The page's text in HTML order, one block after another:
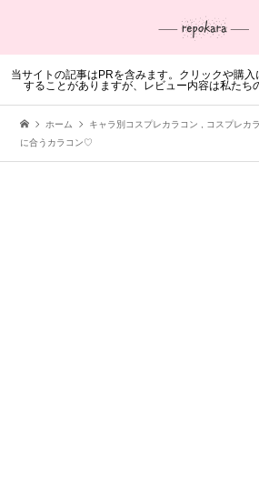
当サイトの記事はPRを含みます。クリックや購
することがありますが、レビュー内容は私たち
ホーム キャラ別コスプレカラコン コスプレカ
に合うカラコン♡